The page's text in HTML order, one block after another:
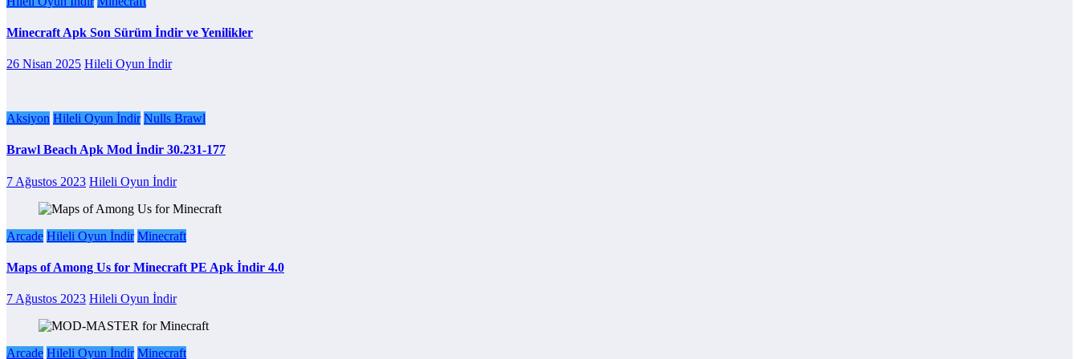
Minecraft Apk Son Sürüm İndir ve Yenilikler
26 Nisan 2025 Hileli Oyun İndir
Aksiyon Hileli Oyun İndir Nulls Brawl
Brawl Beach Apk Mod İndir 30.231-177
7 Ağustos 2023 Hileli Oyun İndir
Arcade Hileli Oyun İndir Minecraft
Maps of Among Us for Minecraft PE Apk İndir 4.0
7 Ağustos 2023 Hileli Oyun İndir
Arcade Hileli Oyun İndir Minecraft